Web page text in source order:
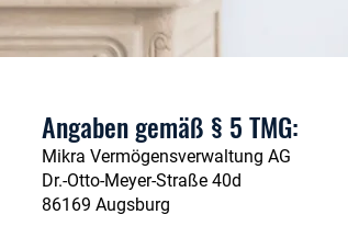
Angaben gemäß § 5 TMG:
Mikra Vermögensverwaltung AG
Dr.-Otto-Meyer-Straße 40d
86169 Augsburg